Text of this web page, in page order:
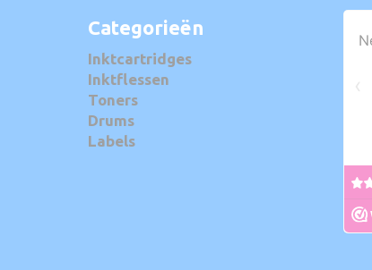
Categorieën
Inktcartridges
Inktflessen
Toners
Drums
Labels